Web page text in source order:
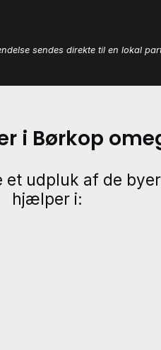
sendes direkte til en lokal
i Børkop
et udpluk af de
hjælper i: